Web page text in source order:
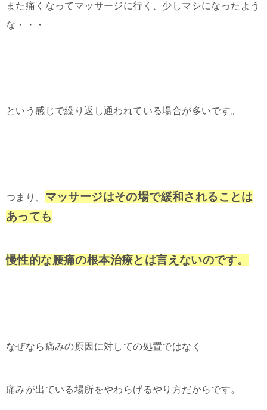
また痛くなってマッサージに行く、少しマシになったよう
な・・・
という感じで繰り返し通われている場合が多いです。
つまり、 マッサージはその場で緩和されることは
あっても
慢性的な腰痛の根本治療とは言えないのです。
なぜなら痛みの原因に対しての処置ではなく
痛みが出ている場所をやわらげるやり方だからです。